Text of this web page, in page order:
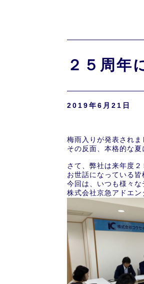
２５周年
2019年6月21日
梅雨入りが発表され
その反面、本格的な夏
さて、弊社は来年度２
お世話になっている
今回は、いつも様々な
株式会社京急アドエ